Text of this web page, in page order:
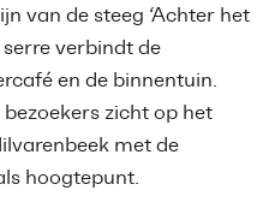
van de steeg ‘Achter het
serre verbindt de
en de binnentuin.
zicht op het
met de
hoogtepunt.